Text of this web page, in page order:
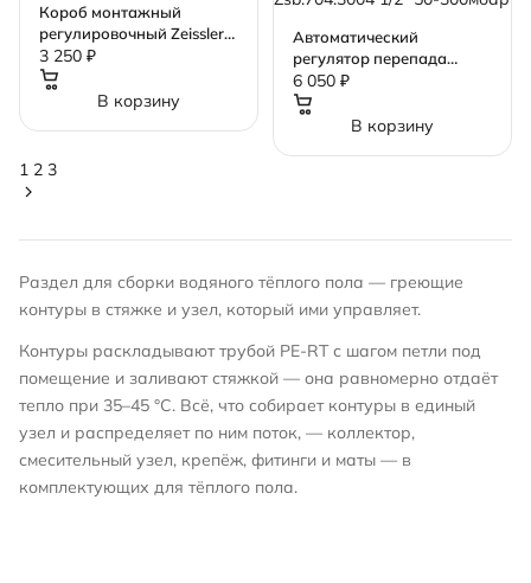
Короб монтажный
регулировочный Zeissler
Unibox RTL
3 250 ₽
В корзину
Автоматический
регулятор перепада
давления Zeissler
Zsb.704.3004 1/2" 50-
300мбар
6 050 ₽
В корзину
1 2 3
Раздел для сборки водяного тёплого пола — греющие
контуры в стяжке и узел, который ими управляет.
Контуры раскладываюттрубой PE-RTс шагом петли под
помещение и заливают стяжкой — она равномерно отдаёт
тепло при 35–45 °C. Всё, что собирает контуры в единый
узел и распределяет по ним поток, — коллектор,
смесительный узел, крепёж, фитинги и маты — в
комплектующих для тёплого пола.